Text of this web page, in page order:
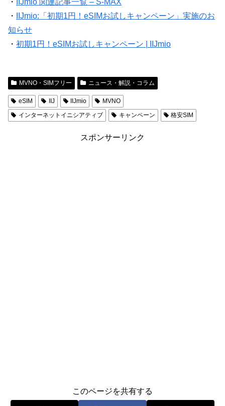
・
IIJmio:「初期1円！eSIMお試しキャンペーン」実施のお
知らせ
・ 初期1円！eSIMお試しキャンペーン | IIJmio
MVNO・SIMフリー ニュース・解説・コラム
eSIM IIJ IIJmio
MVNO
インターネットイニシアティブ
キャンペーン 格安SIM
スポンサーリンク
このページを共有する